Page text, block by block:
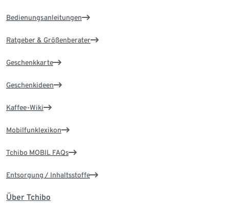
Bedienungsanleitungen
Ratgeber & Größenberater
Geschenkkarte
Geschenkideen
Kaffee-Wiki
Mobilfunklexikon
Tchibo MOBIL FAQs
Entsorgung / Inhaltsstoffe
Über Tchibo